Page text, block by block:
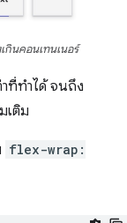
กินคอนเทนเนอร์
าที่ทำได้ จนถึง
เติม
flex-wrap: